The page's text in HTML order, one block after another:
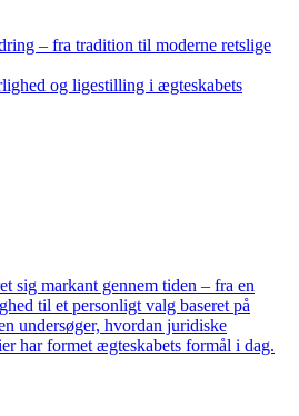
– fra tradition til moderne retslige
og ligestilling i ægteskabets
sig markant gennem tiden – fra en
til et personligt valg baseret på
undersøger, hvordan juridiske
har formet ægteskabets formål i dag.